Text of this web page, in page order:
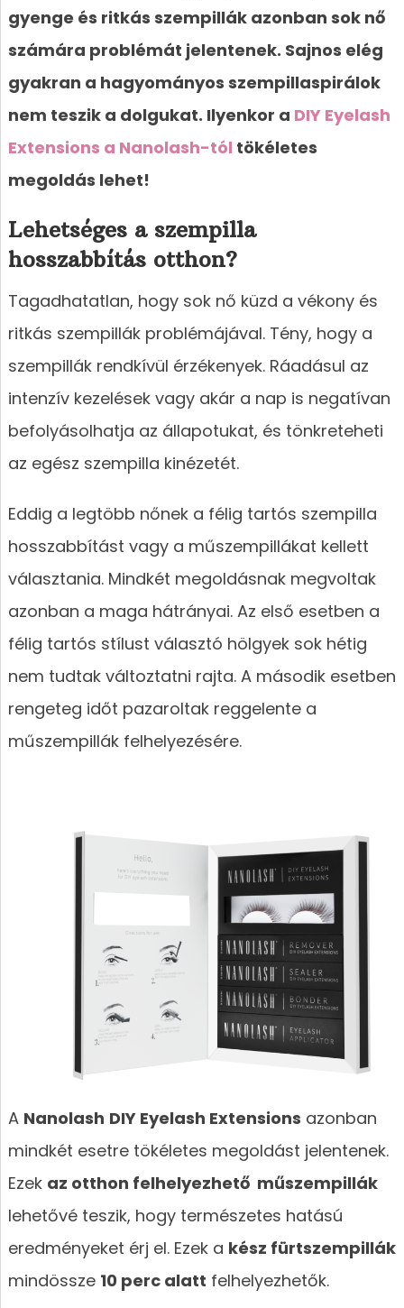
gyenge és ritkás szempillák azonban sok nő
számára problémát jelentenek. Sajnos elég
gyakran a hagyományos szempillaspirálok
nem teszik a dolgukat. Ilyenkor a DIY Eyelash
Extensions a Nanolash-tól tökéletes
megoldás lehet!
Lehetséges a szempilla
hosszabbítás otthon?
Tagadhatatlan, hogy sok nő küzd a vékony és
ritkás szempillák problémájával. Tény, hogy a
szempillák rendkívül érzékenyek. Ráadásul az
intenzív kezelések vagy akár a nap is negatívan
befolyásolhatja az állapotukat, és tönkreteheti
az egész szempilla kinézetét.
Eddig a legtöbb nőnek a félig tartós szempilla
hosszabbítást vagy a műszempillákat kellett
választania. Mindkét megoldásnak megvoltak
azonban a maga hátrányai. Az első esetben a
félig tartós stílust választó hölgyek sok hétig
nem tudtak változtatni rajta. A második esetben
rengeteg időt pazaroltak reggelente a
műszempillák felhelyezésére.
A Nanolash DIY Eyelash Extensions azonban
mindkét esetre tökéletes megoldást jelentenek.
Ezek az otthon felhelyezhető műszempillák
lehetővé teszik, hogy természetes hatású
eredményeket érj el. Ezek a kész fürtszempillák
mindössze 10 perc alatt felhelyezhetők.